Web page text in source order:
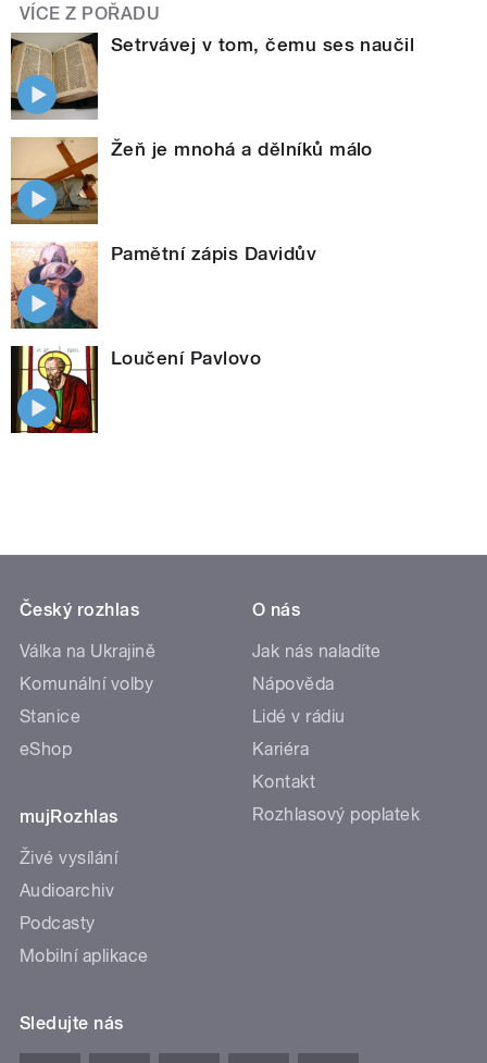
VÍCE Z POŘADU
Setrvávej v tom, čemu ses naučil
Žeň je mnohá a dělníků málo
Pamětní zápis Davidův
Loučení Pavlovo
Český rozhlas
Válka na Ukrajině
Komunální volby
Stanice
eShop
mujRozhlas
Živé vysílání
Audioarchiv
Podcasty
Mobilní aplikace
O nás
Jak nás naladíte
Nápověda
Lidé v rádiu
Kariéra
Kontakt
Rozhlasový poplatek
Sledujte nás